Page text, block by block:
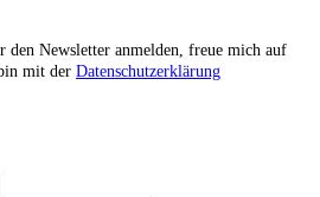
den Newsletter anmelden, freue mich auf
mit der Datenschutzerklärung